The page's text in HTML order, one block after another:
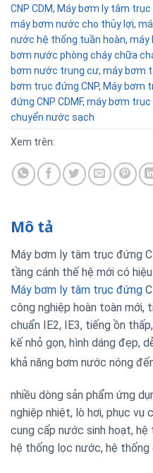
CNP CDM, Máy bơm ly tâm trục
máy bơm nước cho thủy lợi,
nước hệ thống tuần hoàn, máy
bơm nước phòng cháy chữa
bơm nước trung cư, máy bơm
bơm trục đứng CNP, Máy bơm
đứng CNP CDMF, máy bơm
chuyển nước sạch
Xem trên:
Mô tả
Máy bơm ly tâm trục đứng
tầng cánh thế hệ mới có
Máy bơm ly tâm trục đứng
công nghiệp hoàn toàn mới,
chuẩn IE2, IE3, tiếng ồn
kế nhỏ gọn, hình dáng đẹp,
khả năng bơm nước nóng
nhiều dòng sản phẩm ứng
nghiệp nhiệt, lò hơi, phục vụ
cung cấp nước sinh hoạt,
hệ thống lọc nước, hệ thống